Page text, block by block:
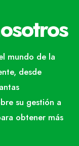
mundo de la
desde
su gestión a
obtener más